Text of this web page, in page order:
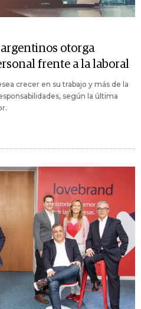
argentinos otorga
frente a la laboral
crecer en su trabajo y más de la
según la última